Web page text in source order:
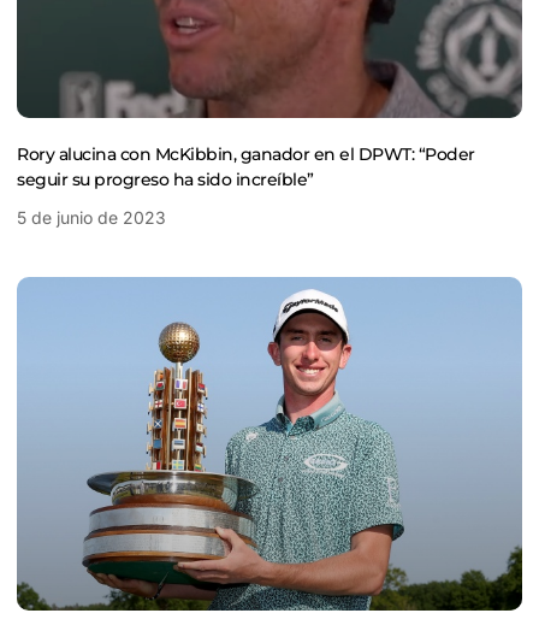
Rory alucina con McKibbin, ganador en el DPWT: “Poder
seguir su progreso ha sido increíble”
5 de junio de 2023